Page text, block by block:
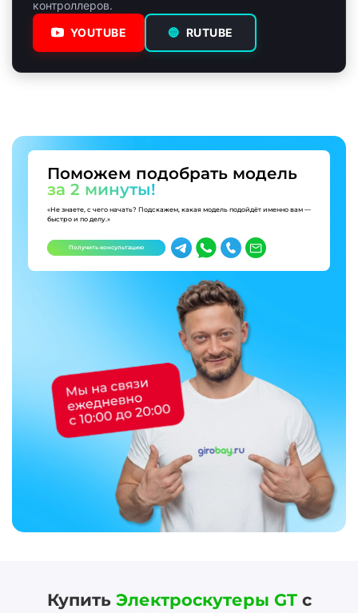
контроллеров.
YOUTUBE 🔵 RUTUBE
Поможем подобрать модель
за 2 минуты!
«Не знаете, с чего начать? Подскажем, какая модель подойдёт именно вам —
быстро и по делу.»
Получить консультацию
Купить Электроскутеры GT с